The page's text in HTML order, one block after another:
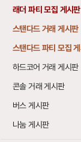
래더 파티 모집 게시판
스탠다드 거래 게시판
스탠다드 파티 모집
하드코어 거래 게시판
콘솔 거래 게시판
버스 게시판
나눔 게시판